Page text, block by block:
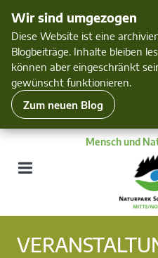
Wir sind umgezogen
Diese Website ist eine
Blogbeiträge. Inhalte bleiben
können aber eingeschränkt
gewünscht funktionieren.
Zum neuen Blog
Mensch und